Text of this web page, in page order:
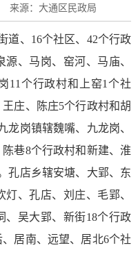
来源：大通区民政局
道、 16个社区、 42个行政
、马岗、窑河、马庙、
11 个行政村和上窑1 个社
王庄、陈庄5个行政村和胡
龙岗镇辖魏嘴、九龙岗、
陈巷8个行政村和新建、淮
孔店乡辖安塘、大郢、东
、孔店、刘庄、毛郢、
、吴大郢、新街18个行政
居南、远望、居北6个社